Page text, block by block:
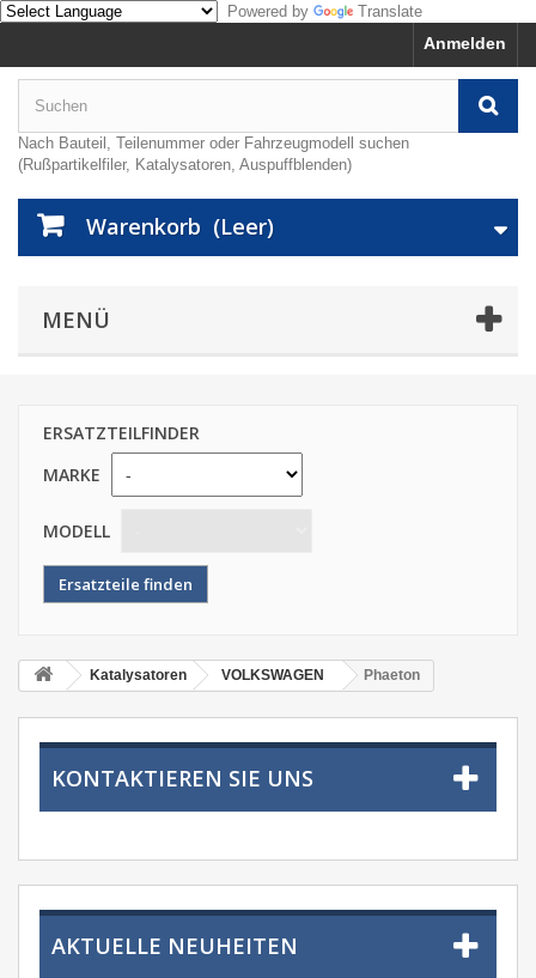
Powered by Translate
Anmelden
Nach Bauteil, Teilenummer oder Fahrzeugmodell suchen
(Rußpartikelfiler, Katalysatoren, Auspuffblenden)
Warenkorb (Leer)
MENÜ
ERSATZTEILFINDER
MARKE
MODELL
Katalysatoren VOLKSWAGEN Phaeton
KONTAKTIEREN SIE UNS
AKTUELLE NEUHEITEN